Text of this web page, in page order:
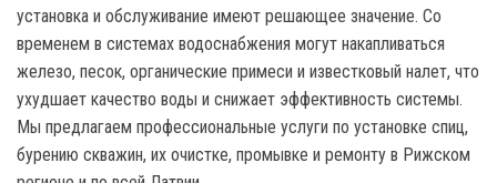
установка и обслуживание имеют решающее значение. Со
временем в системах водоснабжения могут накапливаться
железо, песок, органические примеси и известковый налет, что
ухудшает качество воды и снижает эффективность системы.
Мы предлагаем профессиональные услуги по установке спиц,
бурению скважин, их очистке, промывке и ремонту в Рижском